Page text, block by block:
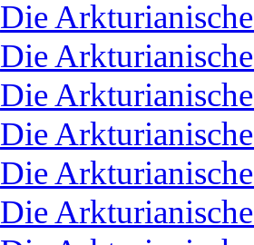
Die
Die
Die
Die
Die
Die